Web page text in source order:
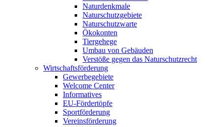
Naturdenkmale
Naturschutzgebiete
Naturschutzwarte
Ökokonten
Tiergehege
Umbau von Gebäuden
Verstöße gegen das Naturschutzrecht
Wirtschaftsförderung
Gewerbegebiete
Welcome Center
Informatives
EU-Fördertöpfe
Sportförderung
Vereinsförderung